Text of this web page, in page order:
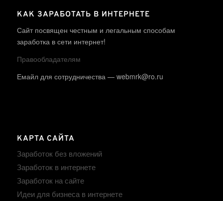
КАК ЗАРАБОТАТЬ В ИНТЕРНЕТЕ
Сайт посвящен честным и легальным способам
заработка в сети интернет!
Правообладателям
Емайл для сотрудничества — webmrk@ro.ru
КАРТА САЙТА
Заработок без вложений
Заработок в интернете
Заработок на сайте
Идеи для бизнеса в интернете